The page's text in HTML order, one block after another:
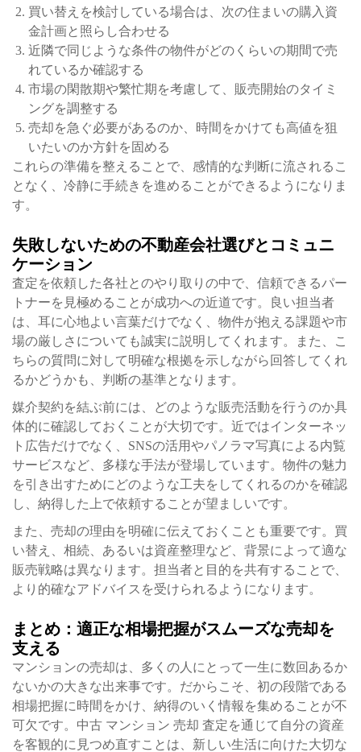
買い替えを検討している場合は、次の住まいの購入資
金計画と照らし合わせる
近隣で同じような条件の物件がどのくらいの期間で売
れているか確認する
市場の閑散期や繁忙期を考慮して、販売開始のタイミ
ングを調整する
売却を急ぐ必要があるのか、時間をかけても高値を狙
いたいのか方針を固める
これらの準備を整えることで、感情的な判断に流されるこ
となく、冷静に手続きを進めることができるようになりま
す。
失敗しないための不動産会社選びとコミュニ
ケーション
査定を依頼した各社とのやり取りの中で、信頼できるパー
トナーを見極めることが成功への近道です。良い担当者
は、耳に心地よい言葉だけでなく、物件が抱える課題や市
場の厳しさについても誠実に説明してくれます。また、こ
ちらの質問に対して明確な根拠を示しながら回答してくれ
るかどうかも、判断の基準となります。
媒介契約を結ぶ前には、どのような販売活動を行うのか具
体的に確認しておくことが大切です。近ではインターネッ
ト広告だけでなく、SNSの活用やパノラマ写真による内覧
サービスなど、多様な手法が登場しています。物件の魅力
を引き出すためにどのような工夫をしてくれるのかを確認
し、納得した上で依頼することが望ましいです。
また、売却の理由を明確に伝えておくことも重要です。買
い替え、相続、あるいは資産整理など、背景によって適な
販売戦略は異なります。担当者と目的を共有することで、
より的確なアドバイスを受けられるようになります。
まとめ：適正な相場把握がスムーズな売却を
支える
マンションの売却は、多くの人にとって一生に数回あるか
ないかの大きな出来事です。だからこそ、初の段階である
相場把握に時間をかけ、納得のいく情報を集めることが不
可欠です。中古 マンション 売却 査定を通じて自分の資産
を客観的に見つめ直すことは、新しい生活に向けた大切な